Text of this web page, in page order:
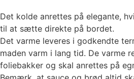
Det kolde anrettes på elegante,
til at sætte direkte på bordet.
Det varme leveres i godkendte
maden varm i lang tid. De varme
foliebakker og skal anrettes på